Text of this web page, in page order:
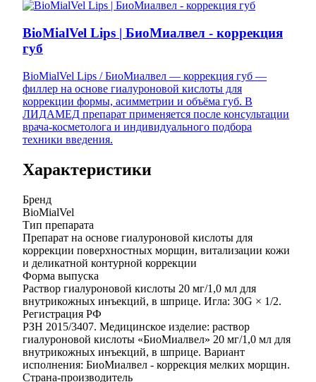
BioMialVel Lips | БиоМиалвел - коррекция
губ
BioMialVel Lips / БиоМиалвел — коррекция губ —
филлер на основе гиалуроновой кислоты для
коррекции формы, асимметрии и объёма губ. В
ЛИДАМЕД препарат применяется после консультации
врача-косметолога и индивидуального подбора
техники введения.
Характеристики
Бренд
BioMialVel
Тип препарата
Препарат на основе гиалуроновой кислоты для
коррекции поверхностных морщин, витализации кожи
и деликатной контурной коррекции
Форма выпуска
Раствор гиалуроновой кислоты 20 мг/1,0 мл для
внутрикожных инъекций, в шприце. Игла: 30G × 1/2.
Регистрация РФ
РЗН 2015/3407. Медицинское изделие: раствор
гиалуроновой кислоты «БиоМиалвел» 20 мг/1,0 мл для
внутрикожных инъекций, в шприце. Вариант
исполнения: БиоМиалвел - коррекция мелких морщин.
Страна-производитель